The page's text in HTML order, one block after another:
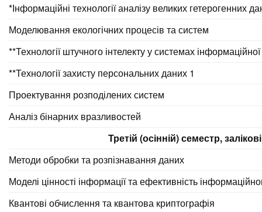
*Інформаційні технології аналізу великих гетерогенних
Моделювання екологічних процесів та систем
**Технології штучного інтелекту у системах
**Технології захисту персональних даних 1
Проектування розподілених систем
Аналіз бінарних вразливостей
Третій (осінній) семестр,
Методи обробки та розпізнавання даних
Моделі цінності інформації та ефективність
Квантові обчислення та квантова криптографія